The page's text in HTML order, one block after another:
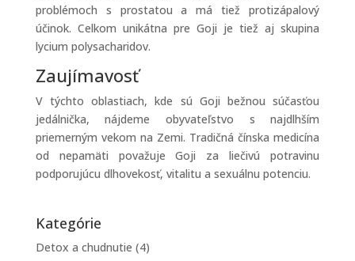
problémoch s prostatou a má tiež protizápalový
účinok. Celkom unikátna pre Goji je tiež aj skupina
lycium polysacharidov.
Zaujímavosť
V týchto oblastiach, kde sú Goji bežnou súčasťou
jedálnička, nájdeme obyvateľstvo s najdlhším
priemerným vekom na Zemi. Tradičná čínska medicína
od nepamäti považuje Goji za liečivú potravinu
podporujúcu dlhovekosť, vitalitu a sexuálnu potenciu.
Kategórie
Detox a chudnutie (4)